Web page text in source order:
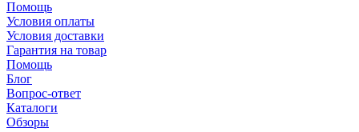
Помощь
Условия оплаты
Условия доставки
Гарантия на товар
Помощь
Блог
Вопрос-ответ
Каталоги
Обзоры